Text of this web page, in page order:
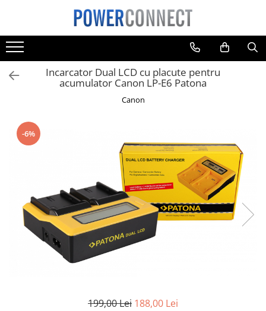
Toate Produsele
Sisteme filtrare apa
Sisteme filtrare apa
Aparate foto
Diverse
Adaptoare
Boxe portabile
Incarcator Dual LCD cu placute pentru
acumulator Canon LP-E6 Patona
Canon
-6%
199,00 Lei 188,00 Lei